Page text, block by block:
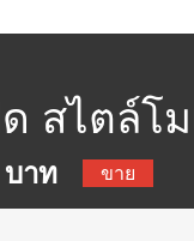
สไตล์โ
นีโอ บา
บาท ขาย